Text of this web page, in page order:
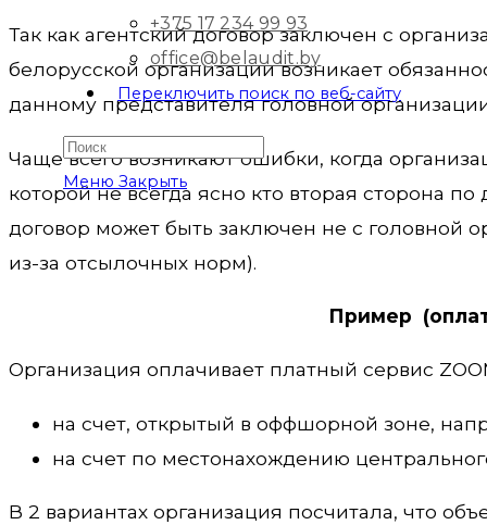
+375 17 234 99 93
office@belaudit.by
Переключить поиск по веб-сайту
Меню Закрыть
Так как агентский договор заключен с
белорусской организации возникает
данному представителя головной
Чаще всего возникают ошибки, когда
которой не всегда ясно кто вторая сторона
договор может быть заключен не с головной
из-за отсылочных норм).
Пример
Организация оплачивает платный сервис
на счет, открытый в оффшорной зоне,
на счет по местонахождению
В 2 вариантах организация посчитала, что